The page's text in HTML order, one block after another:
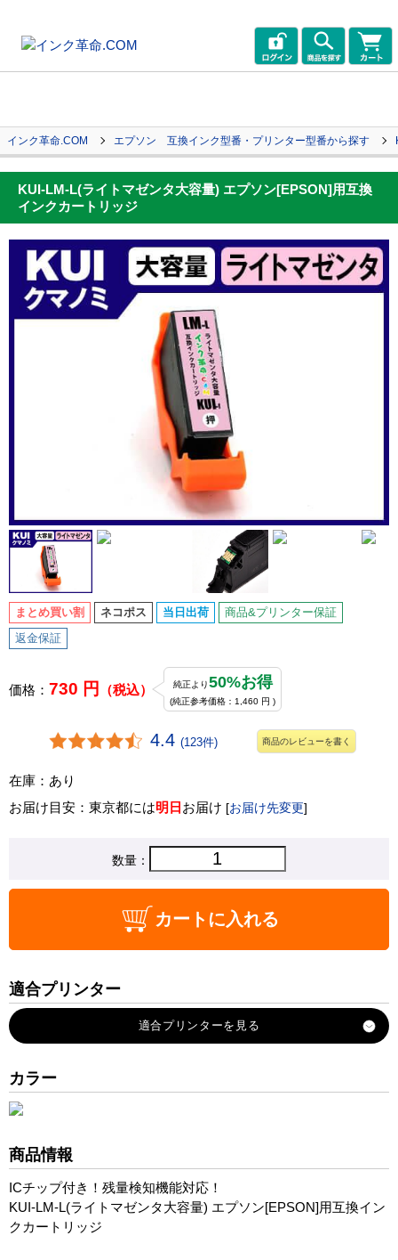
インク革命.COM エプソン 互換インク型番・プリンター型番から探す
KUI-LM-L(ライトマゼンタ大容量) エプソン[EPSON]用互換
インクカートリッジ
まとめ買い割 ネコポス 当日出荷 商品&プリンター保証
返金保証
価格： 730 円 （税込） 純正より50%お得
(純正参考価格：1,460 円 )
4.4 (123件) 商品のレビューを書く
在庫：あり
お届け目安：東京都には明日 お届け [お届け先変更]
数量：
カートに入れる
適合プリンター
EP-879AR
EP-879AW
EP-880AN
EP-880AB
EP-880AW
EP-880AR
カラー
商品情報
ICチップ付き！残量検知機能対応！
KUI-LM-L(ライトマゼンタ大容量) エプソン[EPSON]用互換イン
クカートリッジ